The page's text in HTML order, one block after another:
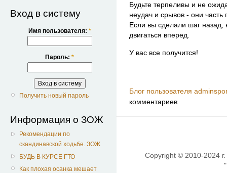
Вход в систему
Имя пользователя: *
Пароль: *
Получить новый пароль
Информация о ЗОЖ
Рекомендации по
скандинавской ходьбе. ЗОЖ
БУДЬ В КУРСЕ ГТО
Как плохая осанка мешает
Будьте терпеливы и не
неудач и срывов - они часть
Если вы сделали шаг назад,
двигаться вперед.
У вас все получится!
Блог пользователя
комментариев
Copyright © 2010-2024